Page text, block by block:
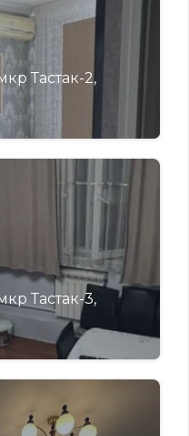
Тастак-2,
Тастак-3,